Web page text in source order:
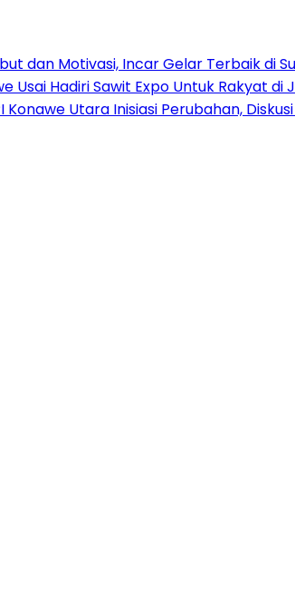
dan Motivasi, Incar Gelar Terbaik di
Usai Hadiri Sawit Expo Untuk Rakyat di
Konawe Utara Inisiasi Perubahan,